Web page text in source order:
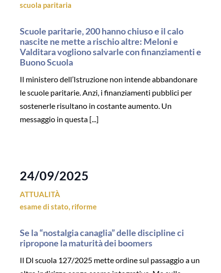
scuola paritaria
Scuole paritarie, 200 hanno chiuso e il calo
nascite ne mette a rischio altre: Meloni e
Valditara vogliono salvarle con finanziamenti e
Buono Scuola
Il ministero dell’Istruzione non intende abbandonare
le scuole paritarie. Anzi, i finanziamenti pubblici per
sostenerle risultano in costante aumento. Un
messaggio in questa [...]
24/09/2025
ATTUALITÀ
esame di stato, riforme
Se la “nostalgia canaglia” delle discipline ci
ripropone la maturità dei boomers
Il Dl scuola 127/2025 mette ordine sul passaggio a un